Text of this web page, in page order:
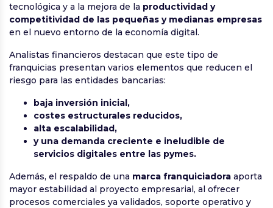
tecnológica y a la mejora de la productividad y
competitividad de las pequeñas y medianas empresas
en el nuevo entorno de la economía digital.
Analistas financieros destacan que este tipo de
franquicias presentan varios elementos que reducen el
riesgo para las entidades bancarias:
baja inversión inicial,
costes estructurales reducidos,
alta escalabilidad,
y una demanda creciente e ineludible de
servicios digitales entre las pymes.
Además, el respaldo de una marca franquiciadora aporta
mayor estabilidad al proyecto empresarial, al ofrecer
procesos comerciales ya validados, soporte operativo y